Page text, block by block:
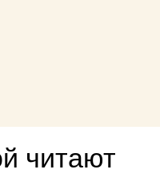
читают